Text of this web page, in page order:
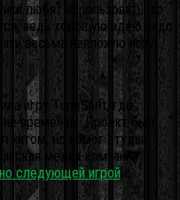
любят использовать, то
ведь хорошую идею надо
весьма неплохую игру.
игру TimeShift, где
временем. Проект был
хитом, но помог студии
медиа-компания
но следующей игрой с